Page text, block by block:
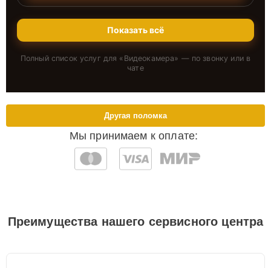
Показать всё
Полный список услуг для « Видеокамера» — по звонку или в
чате
Мы принимаем к оплате:
Другая поломка
Преимущества нашего сервисного центра